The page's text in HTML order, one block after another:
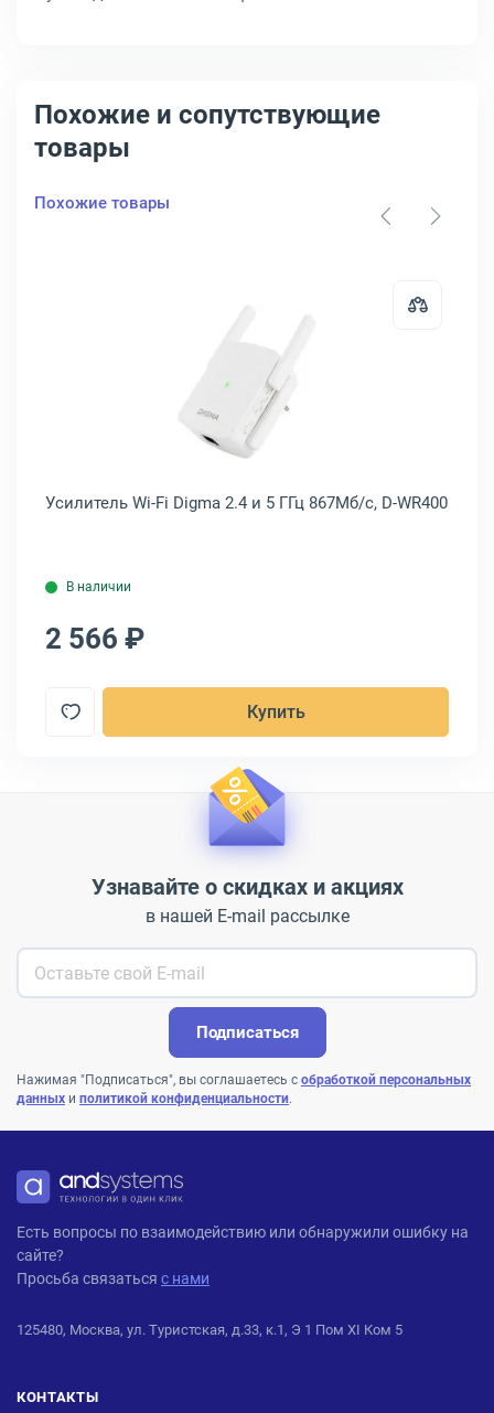
Похожие и сопутствующие
товары
Похожие товары
Wi-Fi Asus 2.4 ГГц 300Мб/с, RP-N12Открыть товар: Усилитель Wi-Fi
Усилитель Wi-Fi Digma 2.4 и 5 ГГц 867Мб/с, D-WR400
В наличии
2 566 ₽
Купить
Узнавайте о скидках и акциях
в нашей E-mail рассылке
Подписаться
Нажимая "Подписаться", вы соглашаетесь с обработкой персональных
данных и политикой конфиденциальности.
ANDPRO
Есть вопросы по взаимодействию или обнаружили ошибку на
сайте?
Просьба связаться с нами
125480, Москва, ул. Туристская, д.33, к.1, Э 1 Пом XI Ком 5
КОНТАКТЫ